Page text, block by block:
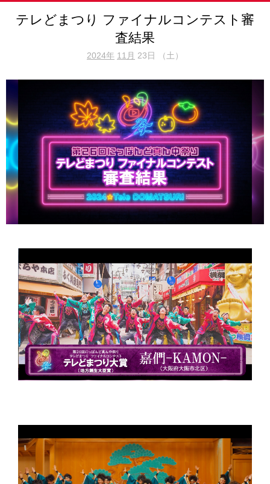
テレどまつり ファイナルコンテスト 審
査結果
2024年 11月 23日 （土）